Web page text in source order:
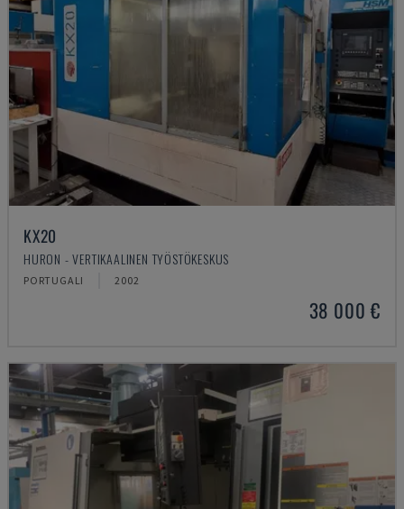
KX20
HURON - VERTIKAALINEN TYÖSTÖKESKUS
PORTUGALI 2002
38 000 €